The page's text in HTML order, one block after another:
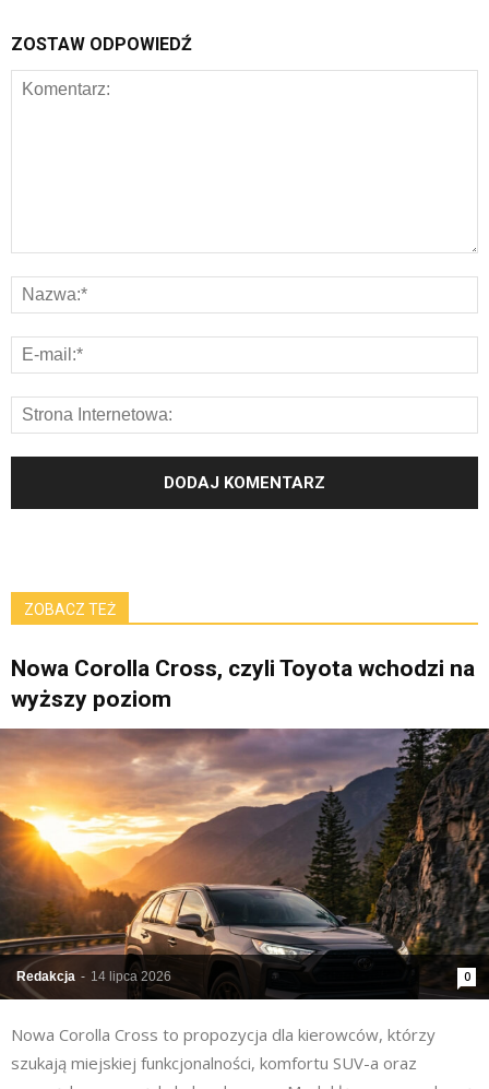
ZOSTAW ODPOWIEDŹ
ZOBACZ TEŻ
Nowa Corolla Cross, czyli Toyota wchodzi na
wyższy poziom
Redakcja - 14 lipca 2026 0
Nowa Corolla Cross to propozycja dla kierowców, którzy
szukają miejskiej funkcjonalności, komfortu SUV-a oraz